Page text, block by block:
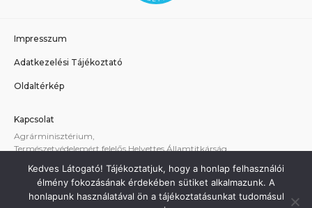
Impresszum
Adatkezelési Tájékoztató
Oldaltérkép
Kapcsolat
Agrárminisztérium,
Természetvédelemért felelős Helyettes Államtitkárság
A weboldallal kapcsolatos technikai támogatás:
termeszetvedelem@am.gov.hu
Kedves Látogató! Tájékoztatjuk, hogy a honlap felhasználói
élmény fokozásának érdekében sütiket alkalmazunk. A
honlapunk használatával ön a tájékoztatásunkat tudomásul